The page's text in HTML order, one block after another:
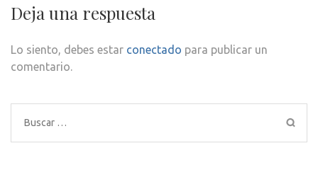
Deja una respuesta
Lo siento, debes estar conectado para publicar un
comentario.
Buscar: